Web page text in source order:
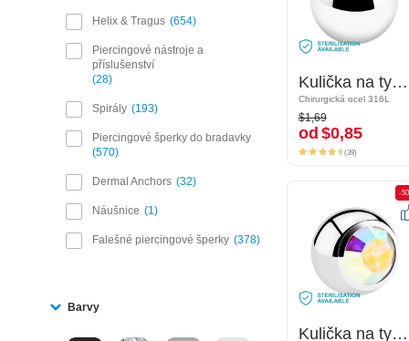
Helix & Tragus 654
Piercingové nástroje a
příslušenství
28
Spirály 193
Piercingové šperky do bradavky
570
Dermal Anchors 32
Náušnice 1
Falešné piercingové šperky 378
Barvy
Kulička na tyčinky se závitem (chirurgická ocel, stříbrná, lesklý povrch)
Chirurgická ocel 316L
$1,69
od$0,85
Kulička na tyčinky se závitem (chirurgická ocel, stříbrná, lesklý povrch)
Chirurgická ocel 316L
$1,69
od $0,85
(39)
-50%
Kulička na tyčinky se závitem (chirurgická ocel, stříbrná, lesklý povrch) s krystalovým kamínkem
-
Kulička na tyčinky se závitem (chirurgická ocel, stříbrná, lesklý povrch) s krystalovým kamínkem